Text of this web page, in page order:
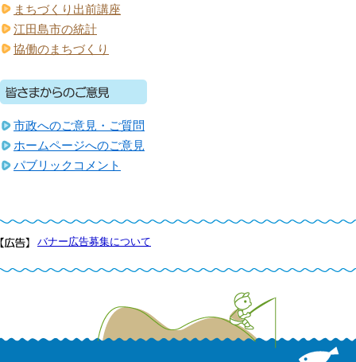
まちづくり出前講座
江田島市の統計
協働のまちづくり
市政へのご意見・ご質問
ホームページへのご意見
パブリックコメント
バナー広告募集について